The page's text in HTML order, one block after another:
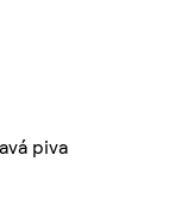
piva